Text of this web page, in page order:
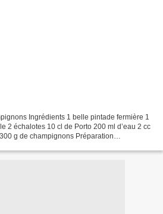
Ingrédients 1 belle pintade fermière 1
2 échalotes 10 cl de Porto 200 ml d’eau 2 cc
g de champignons Préparation